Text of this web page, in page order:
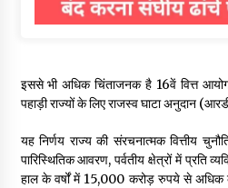
इससे भी अधिक चिंताजनक है 16वें वित्त
पहाड़ी राज्यों के लिए राजस्व घाटा अनुदान
यह निर्णय राज्य की संरचनात्मक वित्तीय
पारिस्थितिक आवरण, पर्वतीय क्षेत्रों में प्रति
हाल के वर्षों में 15,000 करोड़ रुपये से